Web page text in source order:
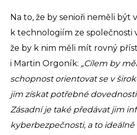
Na to, že by senioři neměli být
k technologiím ze společnosti
že by k nim měli mít rovný
i Martin Orgoník: „Cílem by
schopnost orientovat se v
jim získat potřebné
Zásadní je také předávat jim
kyberbezpečnosti, a to